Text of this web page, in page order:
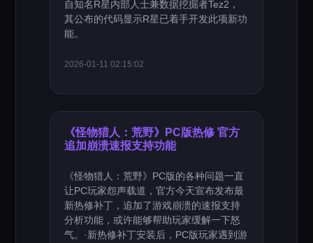
自知名R星内部人士兼数据挖掘者Tez2，
其公布的代码显示R星已着手开发此项新功
能。
2026-01-11 02:15:02
《怪物猎人：荒野》PC版热修 官方
追加崩溃速报支持功能
《怪物猎人：荒野》PC版的各种问题一直
让PC玩家怨声载道，官方今天宣布发布最
新热修补丁，追加了游戏崩溃的速报支持
分析功能，或许能够帮助玩家缓解一下怒
气。·新热修补丁安装后，PC版玩家遇到游